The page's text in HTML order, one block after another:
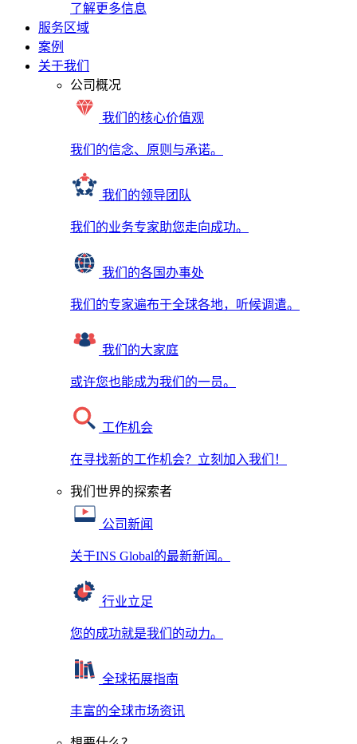
了解更多信息
服务区域
案例
关于我们
公司概况
我们的核心价值观
我们的信念、原则与承诺。
我们的领导团队
我们的业务专家助您走向成功。
我们的各国办事处
我们的专家遍布于全球各地，听候调遣。
我们的大家庭
或许您也能成为我们的一员。
工作机会
在寻找新的工作机会？立刻加入我们！
我们世界的探索者
公司新闻
关于INS Global的最新新闻。
行业立足
您的成功就是我们的动力。
全球拓展指南
丰富的全球市场资讯